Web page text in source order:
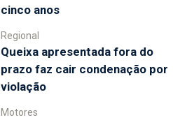
cinco anos
Regional
Queixa apresentada fora do
prazo faz cair condenação por
violação
Motores